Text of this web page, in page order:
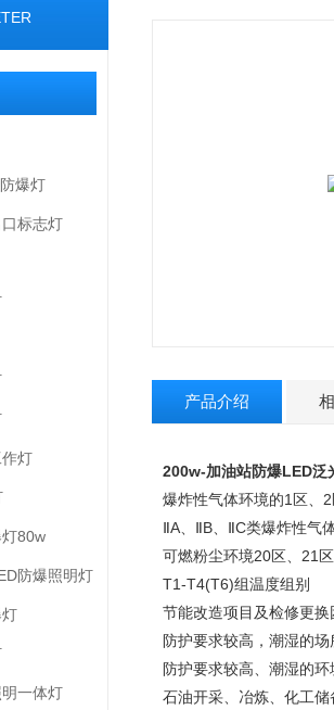
爆灯
标志灯
灯
80w
防爆照明灯
一体灯
产品介绍
200w-加油站防爆LED泛
爆炸性气体环境的1区、
ⅡA、ⅡB、ⅡC类爆炸性气
可燃粉尘环境20区、21
T1-T4(T6)组温度组别
节能改造项目及检修更
防护要求较高，潮湿的场
防护要求较高、潮湿的
石油开采、冶炼、化工